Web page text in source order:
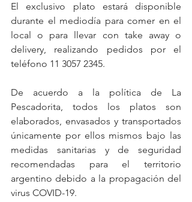
El exclusivo plato estará disponible
durante el mediodía para comer en el
local o para llevar con take away o
delivery, realizando pedidos por el
teléfono 11 3057 2345.
De acuerdo a la política de La
Pescadorita, todos los platos son
elaborados, envasados y transportados
únicamente por ellos mismos bajo las
medidas sanitarias y de seguridad
recomendadas para el territorio
argentino debido a la propagación del
virus COVID-19.